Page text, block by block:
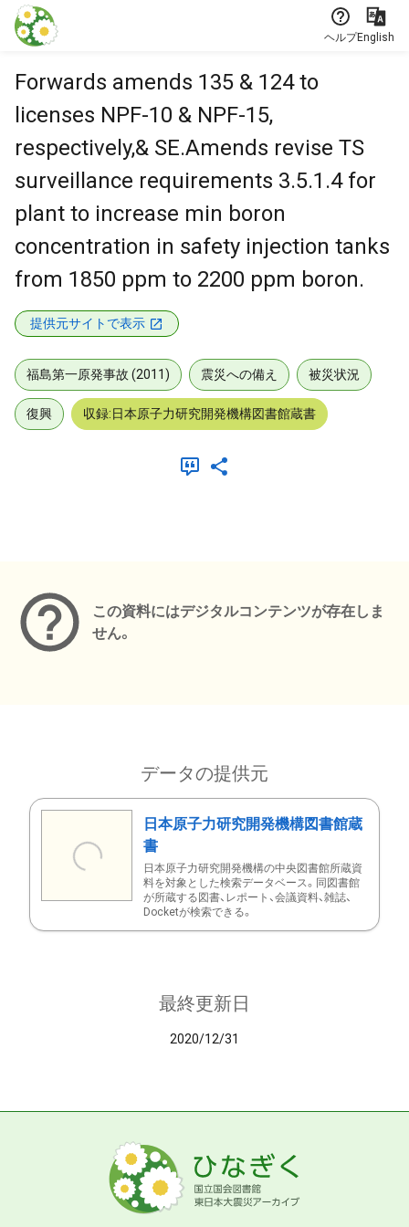
本文に飛ぶ
ヘルプEnglish
Forwards amends 135 & 124 to
licenses NPF-10 & NPF-15,
respectively,& SE.Amends revise TS
surveillance requirements 3.5.1.4 for
plant to increase min boron
concentration in safety injection tanks
from 1850 ppm to 2200 ppm boron.
提供元サイトで表示
福島第一原発事故 (2011) 震災への備え 被災状況
復興 収録:日本原子力研究開発機構図書館蔵書
この資料にはデジタルコンテンツが存在しま
せん。
データの提供元
日本原子力研究開発機構図書館蔵
書
日本原子力研究開発機構の中央図書館所蔵資
料を対象とした検索データベース。同図書館
が所蔵する図書、レポート、会議資料、雑誌、
Docketが検索できる。
最終更新日
2020/12/31